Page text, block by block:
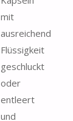
mit
ausreichend
Flüssigkeit
geschluckt
oder
entleert
und